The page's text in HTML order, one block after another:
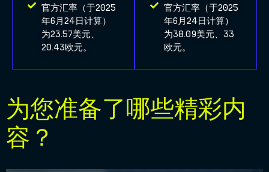
官方汇率（于2025
年6月24日计算）
为23.57美元、
20.43欧元。
官方汇率（于2025
年6月24日计算）
为38.09美元、33
欧元。
为您准备了哪些精彩内
容？